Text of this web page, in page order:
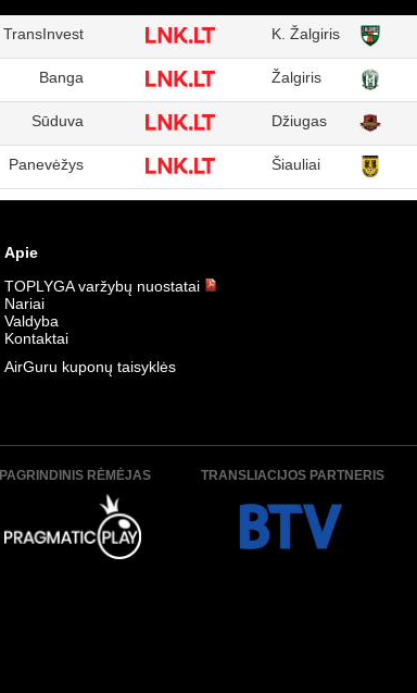
TransInvest K. Žalgiris
Banga Žalgiris
Sūduva Džiugas
Panevėžys Šiauliai
Apie
TOPLYGA varžybų nuostatai
Nariai
Valdyba
Kontaktai
AirGuru kuponų taisyklės
PAGRINDINIS RĖMĖJAS TRANSLIACIJOS PARTNERIS